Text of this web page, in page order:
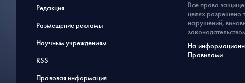
Редакция
Размещение рекламы
Научным учреждениям
RSS
Правовая информация
Все права
целях разрешено
нарушений,
На
Правилами